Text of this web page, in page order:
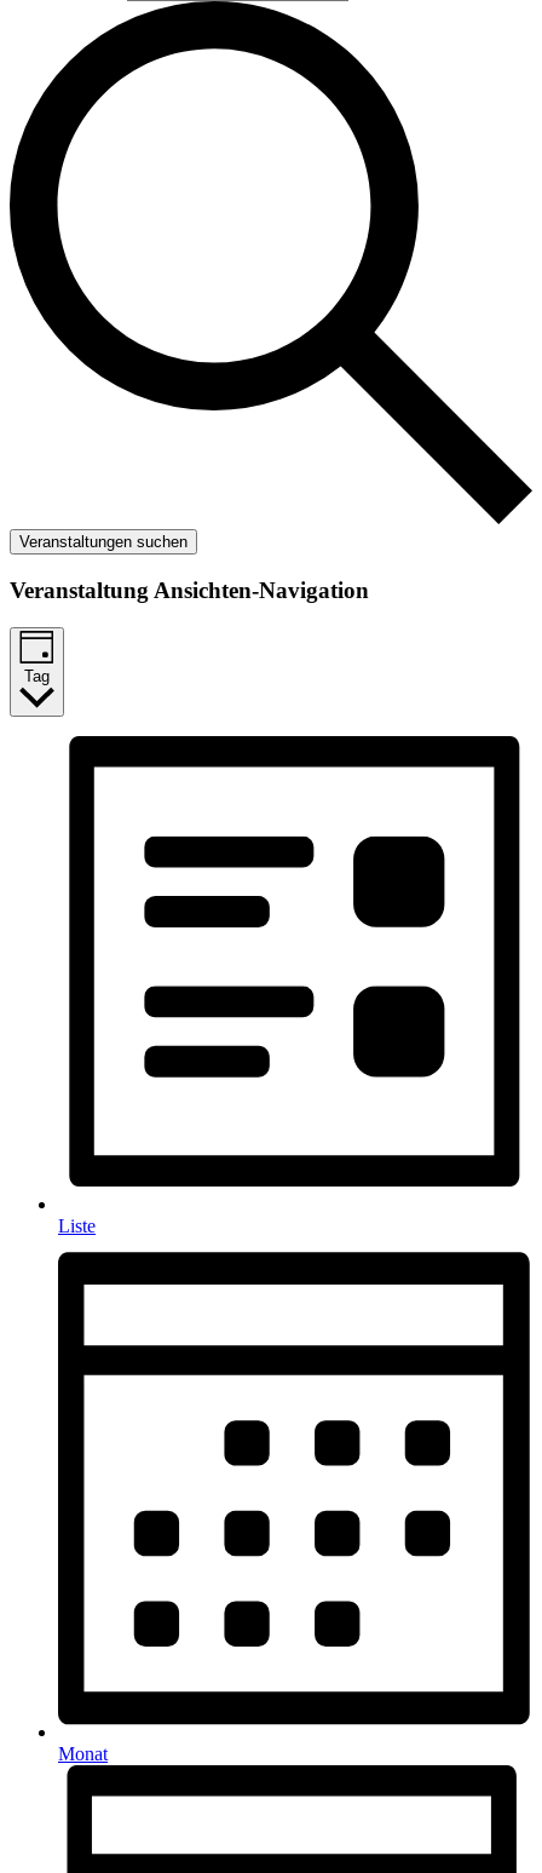
Veranstaltungen suchen
Veranstaltung Ansichten-Navigation
Tag
Liste
Monat